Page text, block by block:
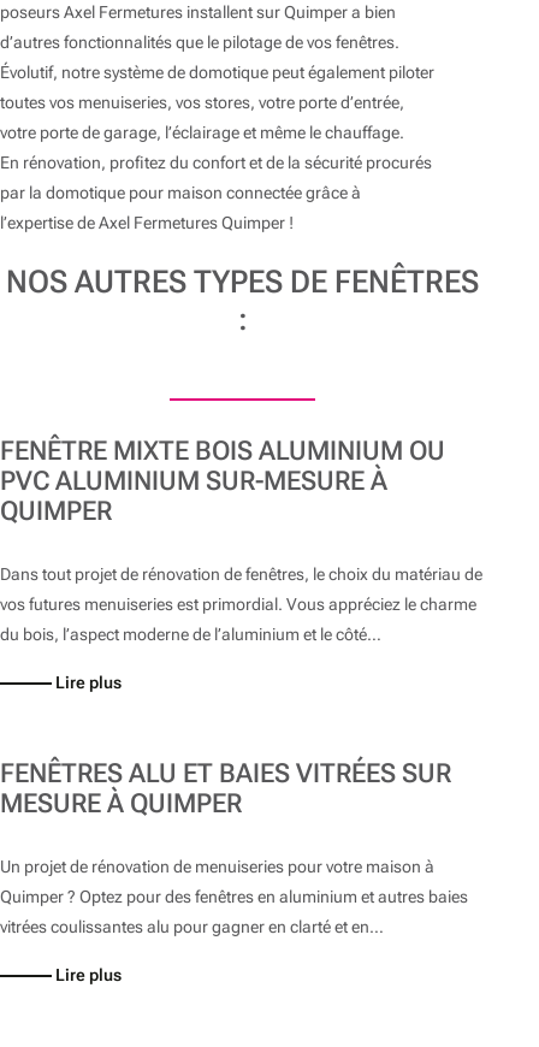
poseurs Axel Fermetures installent sur Quimper a bien
d’autres fonctionnalités que le pilotage de vos fenêtres.
Évolutif, notre système de domotique peut également piloter
toutes vos menuiseries, vos stores, votre porte d’entrée,
votre porte de garage, l’éclairage et même le chauffage.
En rénovation, profitez du confort et de la sécurité procurés
par la domotique pour maison connectée grâce à
l’expertise de Axel Fermetures Quimper !
NOS AUTRES TYPES DE FENÊTRES
:
FENÊTRE MIXTE BOIS ALUMINIUM OU
PVC ALUMINIUM SUR-MESURE À
QUIMPER
Dans tout projet de rénovation de fenêtres, le choix du matériau de
vos futures menuiseries est primordial. Vous appréciez le charme
du bois, l’aspect moderne de l’aluminium et le côté…
Lire plus
FENÊTRES ALU ET BAIES VITRÉES SUR
MESURE À QUIMPER
Un projet de rénovation de menuiseries pour votre maison à
Quimper ? Optez pour des fenêtres en aluminium et autres baies
vitrées coulissantes alu pour gagner en clarté et en…
Lire plus